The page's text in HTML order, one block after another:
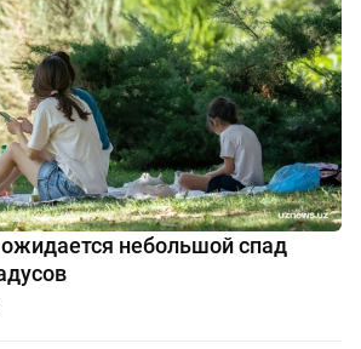
небольшой спад